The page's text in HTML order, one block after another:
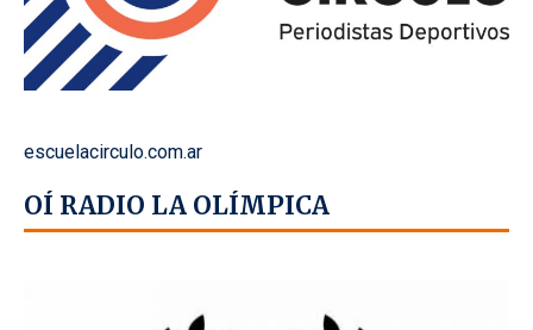
escuelacirculo.com.ar
OÍ RADIO LA OLÍMPICA